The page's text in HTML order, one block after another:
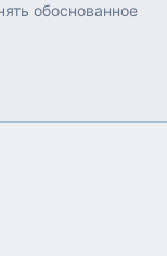
обоснованное